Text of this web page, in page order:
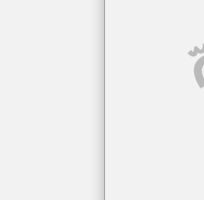
مصادر الأخبار من موريتانيا